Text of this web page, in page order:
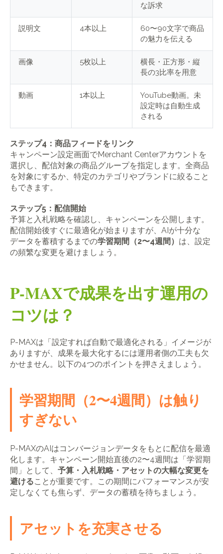
な訴求
説明文 4本以上
60〜90文字で商品
の魅力を伝える
画像 5枚以上
横長・正方形・縦
長の3比率を用意
動画 1本以上
YouTube動画。未
設定時は自動生成
される
ステップ4：商品フィードをリンク
キャンペーン設定画面でMerchant Centerアカウントを
選択し、配信対象の商品グループを指定します。全商品
を対象にするか、特定のカテゴリやブランドに絞ること
もできます。
ステップ5：配信開始
予算と入札戦略を確認し、キャンペーンを公開します。
配信開始後すぐに最適化が始まりますが、AIが十分な
データを蓄積するまでの学習期間（2〜4週間） は、設定
の頻繁な変更を避けましょう。
P-MAXで成果を出す運用の
コツは？
P-MAXは「設定すれば自動で最適化される」イメージが
ありますが、成果を最大化するには運用者側の工夫も欠
かせません。以下の4つのポイントを押さえましょう。
学習期間（2〜4週間）は触り
すぎない
P-MAXのAIはコンバージョンデータをもとに配信を最適
化します。キャンペーン開始直後の2〜4週間は「学習期
間」として、 予算・入札戦略・アセットの大幅な変更を
避けることが重要です。この期間にパフォーマンスが安
定しなくても焦らず、データの蓄積を待ちましょう。
アセットを充実させる